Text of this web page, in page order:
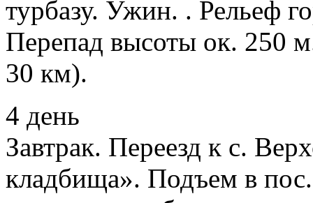
турбазу. Ужин. . Рельеф
Перепад высоты ок. 250
30 км).
4 день
Завтрак. Переезд к с.
кладбища». Подъем в